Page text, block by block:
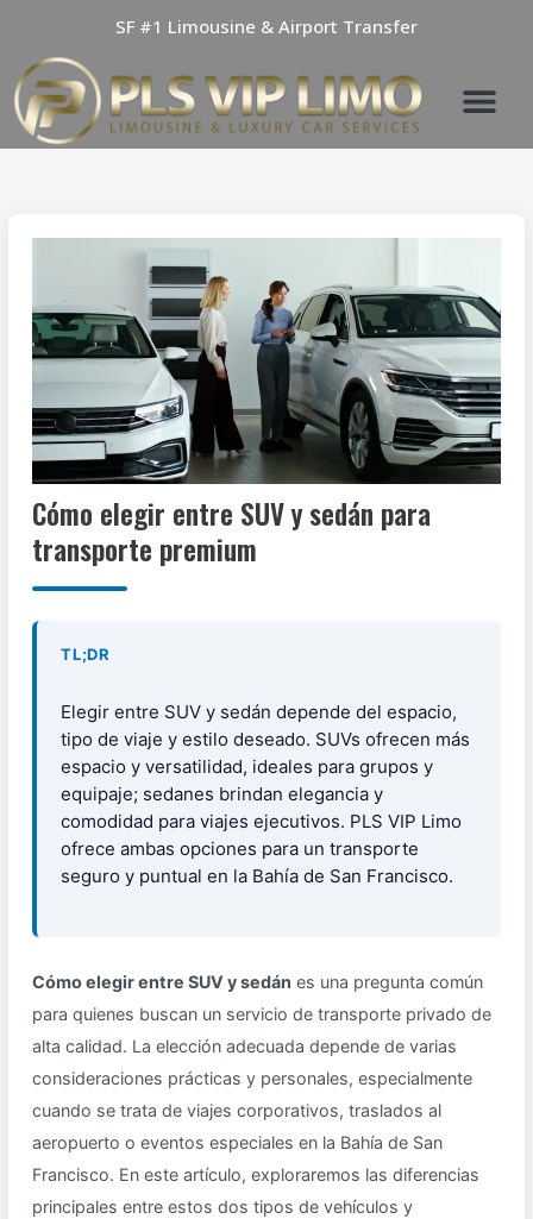
content
SF #1 Limousine & Airport Transfer
Cómo elegir entre SUV y sedán para
transporte premium
TL;DR
Elegir entre SUV y sedán depende del espacio,
tipo de viaje y estilo deseado. SUVs ofrecen más
espacio y versatilidad, ideales para grupos y
equipaje; sedanes brindan elegancia y
comodidad para viajes ejecutivos. PLS VIP Limo
ofrece ambas opciones para un transporte
seguro y puntual en la Bahía de San Francisco.
Cómo elegir entre SUV y sedán es una pregunta común
para quienes buscan un servicio de transporte privado de
alta calidad. La elección adecuada depende de varias
consideraciones prácticas y personales, especialmente
cuando se trata de viajes corporativos, traslados al
aeropuerto o eventos especiales en la Bahía de San
Francisco. En este artículo, exploraremos las diferencias
principales entre estos dos tipos de vehículos y